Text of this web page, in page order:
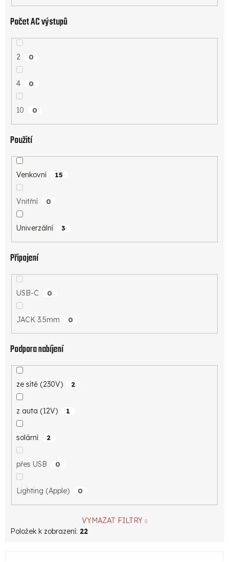
Počet AC výstupů
2 0
4 0
10 0
Použití
Venkovní 15
Vnitřní 0
Univerzální 3
Připojení
USB-C 0
JACK 3.5mm 0
Podpora nabíjení
ze sítě (230V) 2
z auta (12V) 1
solární 2
přes USB 0
Lighting (Apple) 0
VYMAZAT FILTRY
Položek k zobrazení: 22